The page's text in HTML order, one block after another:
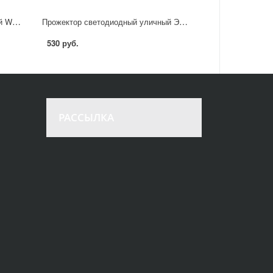
Прожектор светодиодный уличный Wolta WFL-10W/08 10 Вт 5700 К IP65 холодный белый свет Прожектор светодиодный уличный ЭРА LPR-026-0-65K-050 50Вт 6500К 4000лм IP65
530 руб.